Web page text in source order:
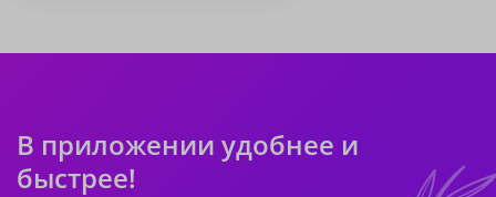
В приложении удобнее и
быстрее!